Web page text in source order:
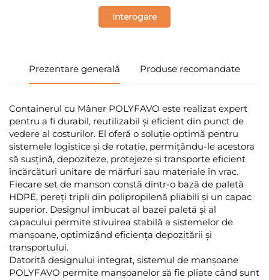
Interogare
Prezentare generală Produse recomandate
Containerul cu Mâner POLYFAVO este realizat expert
pentru a fi durabil, reutilizabil și eficient din punct de
vedere al costurilor. El oferă o soluție optimă pentru
sistemele logistice și de rotație, permițându-le acestora
să susțină, depoziteze, protejeze și transporte eficient
încărcături unitare de mărfuri sau materiale în vrac.
Fiecare set de manson constă dintr-o bază de paletă
HDPE, pereți tripli din polipropilenă pliabili și un capac
superior. Designul imbucat al bazei paletă și al
capacului permite stivuirea stabilă a sistemelor de
manșoane, optimizând eficiența depozitării și
transportului.
Datorită designului integrat, sistemul de manșoane
POLYFAVO permite manșoanelor să fie pliate când sunt